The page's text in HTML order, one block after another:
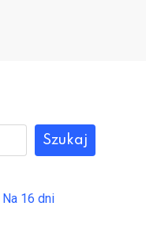
Szukaj
Na 16 dni